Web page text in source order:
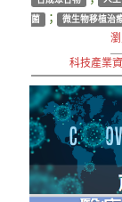
菌 ； 微生物移植治
科技產業